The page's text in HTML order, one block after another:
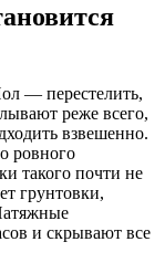
— перестелить,
реже всего,
взвешенно.
ровного
такого почти не
грунтовки,
и скрывают все